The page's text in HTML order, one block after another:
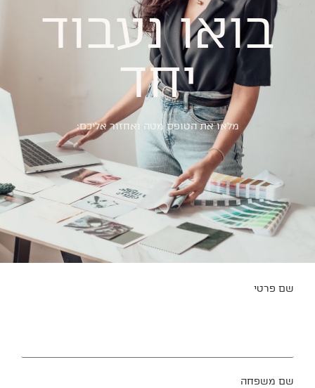
בואו נעבוד
יחד
מלאו את הטופס מטה ואחזור אליכם:
שם פרטי
שם משפחה